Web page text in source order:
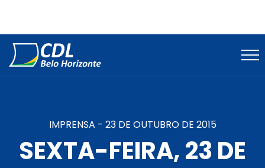
IMPRENSA - 23 DE OUTUBRO DE 2015
SEXTA-FEIRA, 23 DE